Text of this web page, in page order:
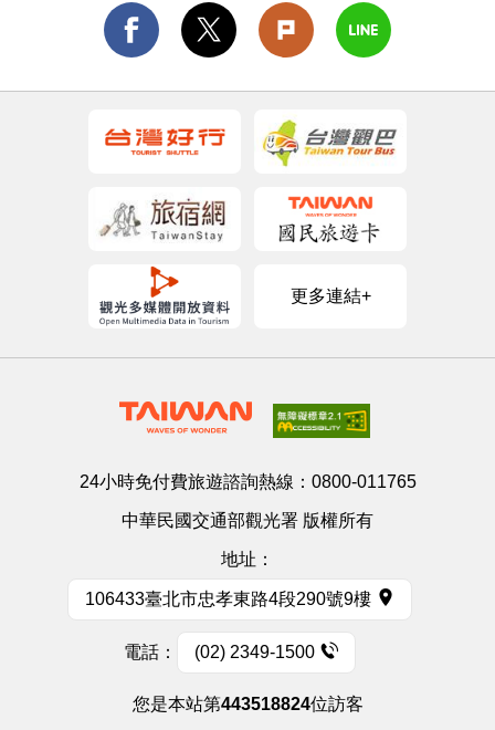
更多連結+
24小時免付費旅遊諮詢熱線： 0800-011765
中華民國交通部觀光署 版權所有
地址：
106433臺北市忠孝東路4段290號9樓
電話： (02) 2349-1500
您是本站第443518824位訪客